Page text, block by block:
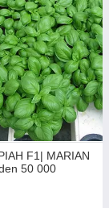
F1| MARIAN
50 000